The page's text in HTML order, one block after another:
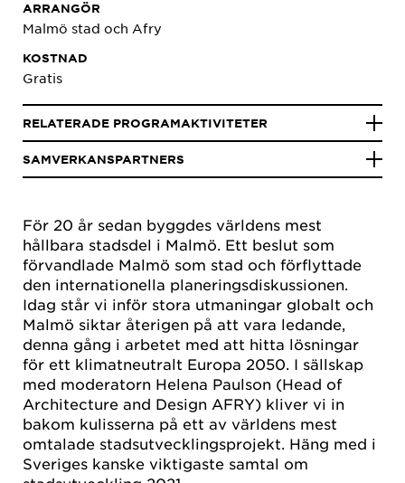
För 20 år sedan byggdes världens mest
hållbara stadsdel i Malmö. Ett beslut som
förvandlade Malmö som stad och förflyttade
den internationella planeringsdiskussionen.
Idag står vi inför stora utmaningar globalt och
Malmö siktar återigen på att vara ledande,
denna gång i arbetet med att hitta lösningar
för ett klimatneutralt Europa 2050. I sällskap
med moderatorn Helena Paulson (Head of
Architecture and Design AFRY) kliver vi in
bakom kulisserna på ett av världens mest
omtalade stadsutvecklingsprojekt. Häng med i
Sveriges kanske viktigaste samtal om
ARRANGÖR
Malmö stad och Afry
KOSTNAD
Gratis
RELATERADE PROGRAMAKTIVITETER
SAMVERKANSPARTNERS